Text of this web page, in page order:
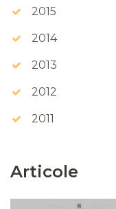
2015
2014
2013
2012
2011
Articole